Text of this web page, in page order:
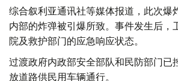
综合叙利亚通讯社等媒体报道，此次爆
内部的炸弹被引爆所致。事件发生后，
院及救护部门的应急响应状态。
过渡政府内政部安全部队和民防部门已
放道路供民用车辆通行。